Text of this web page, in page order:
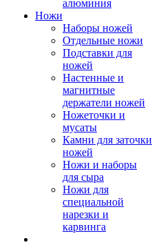
алюминия
Ножи
Наборы ножей
Отдельные ножи
Подставки для
ножей
Настенные и
магнитные
держатели ножей
Ножеточки и
мусаты
Камни для заточки
ножей
Ножи и наборы
для сыра
Ножи для
специальной
нарезки и
карвинга